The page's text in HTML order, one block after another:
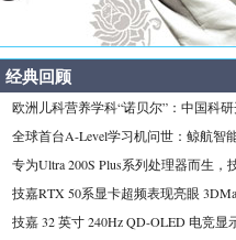
经典回顾
欧洲儿科营养学科“诺贝尔”：中国科研
全球首台A-Level学习机问世：鲸航智
专为Ultra 200S Plus系列处理器而生，
技嘉RTX 50系显卡超频表现亮眼
技嘉 32 英寸 240Hz QD-OLED 电竞显